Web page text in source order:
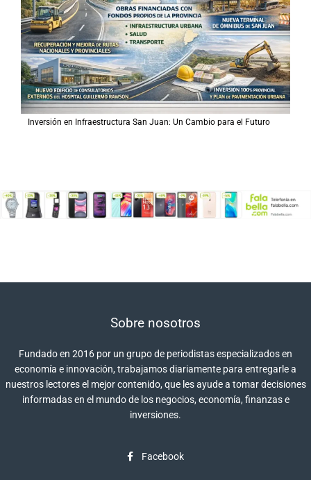
Inversión en Infraestructura San Juan: Un Cambio para el Futuro
Sobre nosotros
Fundado en 2016 por un grupo de periodistas especializados en
economía e innovación, trabajamos diariamente para entregarle a
nuestros lectores el mejor contenido, que les ayude a tomar decisiones
informadas en el mundo de los negocios, economía, finanzas e
inversiones.
Facebook